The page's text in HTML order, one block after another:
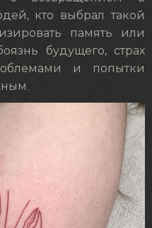
кто выбрал такой
память или
будущего, страх
и попытки